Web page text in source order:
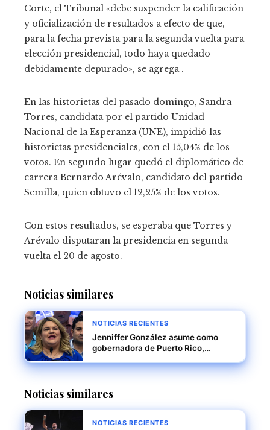
Corte, el Tribunal «debe suspender la calificación
y oficialización de resultados a efecto de que,
para la fecha prevista para la segunda vuelta para
elección presidencial, todo haya quedado
debidamente depurado», se agrega .
En las historietas del pasado domingo, Sandra
Torres, candidata por el partido Unidad
Nacional de la Esperanza (UNE), impidió las
historietas presidenciales, con el 15,04% de los
votos. En segundo lugar quedó el diplomático de
carrera Bernardo Arévalo, candidato del partido
Semilla, quien obtuvo el 12,25% de los votos.
Con estos resultados, se esperaba que Torres y
Arévalo disputaran la presidencia en segunda
vuelta el 20 de agosto.
Noticias similares
NOTICIAS RECIENTES
Jenniffer González asume como
gobernadora de Puerto Rico,
historia política de la isla
Noticias similares
NOTICIAS RECIENTES